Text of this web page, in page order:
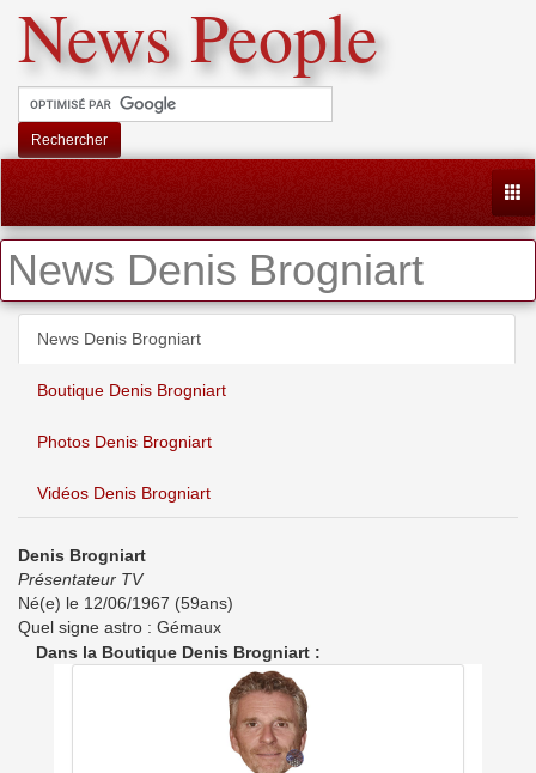
News People
Rechercher
News Denis Brogniart
News Denis Brogniart
Boutique Denis Brogniart
Photos Denis Brogniart
Vidéos Denis Brogniart
Denis Brogniart
Présentateur TV
Né(e) le 12/06/1967 (59ans)
Quel signe astro : Gémaux
Dans la Boutique Denis Brogniart :